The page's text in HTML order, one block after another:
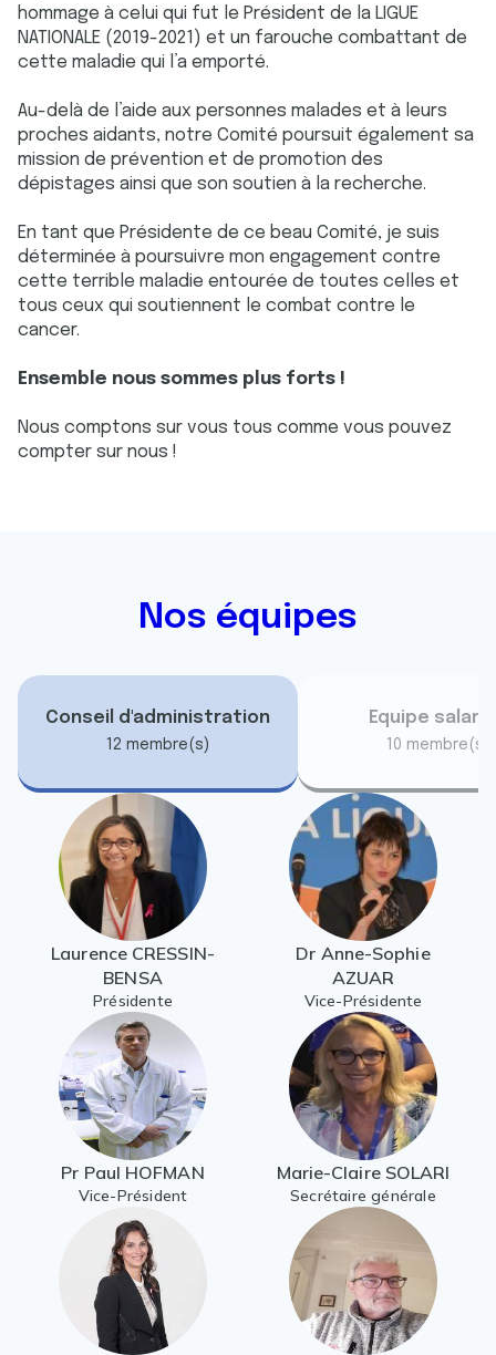
hommage à celui qui fut le Président de la LIGUE
NATIONALE (2019-2021) et un farouche combattant de
cette maladie qui l’a emporté.
Au-delà de l’aide aux personnes malades et à leurs
proches aidants, notre Comité poursuit également sa
mission de prévention et de promotion des
dépistages ainsi que son soutien à la recherche.
En tant que Présidente de ce beau Comité, je suis
déterminée à poursuivre mon engagement contre
cette terrible maladie entourée de toutes celles et
tous ceux qui soutiennent le combat contre le
cancer.
Ensemble nous sommes plus forts !
Nous comptons sur vous tous comme vous pouvez
compter sur nous !
Nos équipes
Conseil d'administration
12 membre(s)
Equipe
10 membre(s)
Laurence CRESSIN-
BENSA
Présidente
Dr Anne-Sophie
AZUAR
Vice-Présidente
Pr Paul HOFMAN
Vice-Président
Marie-Claire SOLARI
Secrétaire générale